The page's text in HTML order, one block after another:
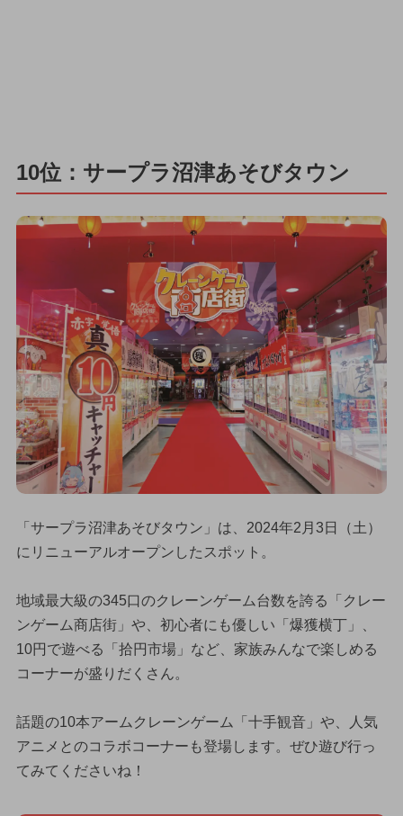
10位：サープラ沼津あそびタウン
「サープラ沼津あそびタウン」は、2024年2月3日（土）
にリニューアルオープンしたスポット。
地域最大級の345口のクレーンゲーム台数を誇る「クレー
ンゲーム商店街」や、初心者にも優しい「爆獲横丁」、
10円で遊べる「拾円市場」など、家族みんなで楽しめる
コーナーが盛りだくさん。
話題の10本アームクレーンゲーム「十手観音」や、人気
アニメとのコラボコーナーも登場します。ぜひ遊び行っ
てみてくださいね！